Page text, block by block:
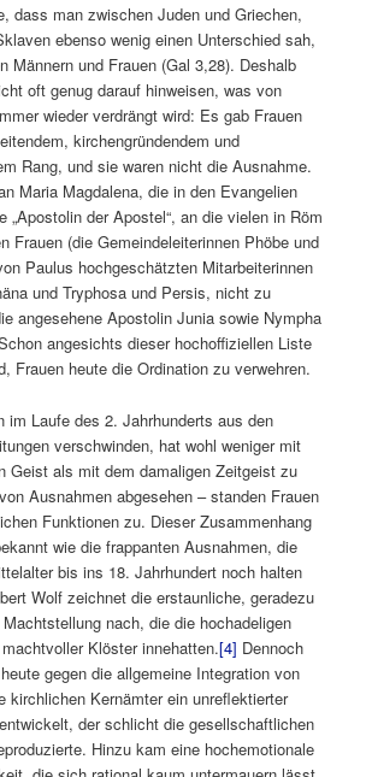
dass man zwischen Juden und Griechen,
ebenso wenig einen Unterschied sah,
Männern und Frauen (Gal 3,28). Deshalb
oft genug darauf hinweisen, was von
wieder verdrängt wird: Es gab Frauen
kirchengründendem und
Rang, und sie waren nicht die Ausnahme.
Maria Magdalena, die in den Evangelien
„Apostolin der Apostel“, an die vielen in Röm
Frauen (die Gemeindeleiterinnen Phöbe und
Paulus hochgeschätzten Mitarbeiterinnen
und Tryphosa und Persis, nicht zu
angesehene Apostolin Junia sowie Nympha
angesichts dieser hochoffiziellen Liste
Frauen heute die Ordination zu verwehren.
im Laufe des 2. Jahrhunderts aus den
verschwinden, hat wohl weniger mit
Geist als mit dem damaligen Zeitgeist zu
Ausnahmen abgesehen – standen Frauen
Funktionen zu. Dieser Zusammenhang
wie die frappanten Ausnahmen, die
bis ins 18. Jahrhundert noch halten
Wolf zeichnet die erstaunliche, geradezu
nach, die die hochadeligen
Klöster innehatten.[4] Dennoch
gegen die allgemeine Integration von
kirchlichen Kernämter ein unreflektierter
der schlicht die gesellschaftlichen
Hinzu kam eine hochemotionale